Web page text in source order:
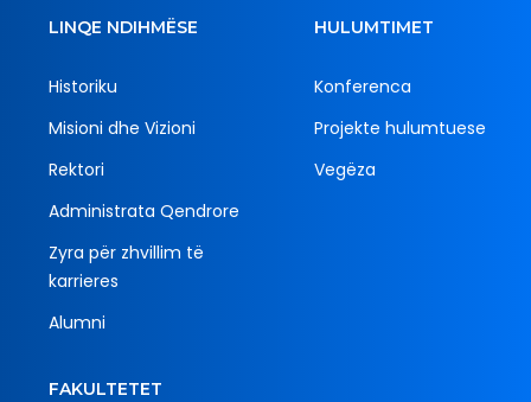
LINQE NDIHMËSE
Historiku
Misioni dhe Vizioni
Rektori
Administrata Qendrore
Zyra për zhvillim të
karrieres
Alumni
HULUMTIMET
Konferenca
Projekte hulumtuese
Vegëza
FAKULTETET